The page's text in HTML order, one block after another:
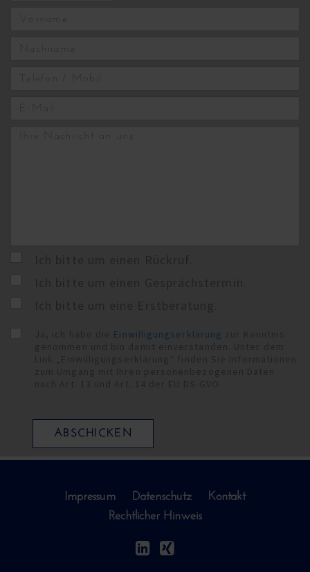
Einwilligungserklärung
ABSCHICKEN
Impressum Datenschutz
Kontakt
Rechtlicher Hinweis